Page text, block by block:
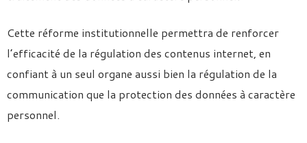
Cette réforme institutionnelle permettra de renforcer
l’efficacité de la régulation des contenus internet, en
confiant à un seul organe aussi bien la régulation de la
communication que la protection des données à caractère
personnel.